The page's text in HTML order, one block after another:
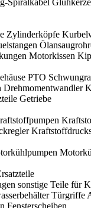
Zylinderköpfe
Motorkissen
PTO
Drehmomentwandler
Getriebe
sonstige Teile für
Türgriffe
Fensterscheiben